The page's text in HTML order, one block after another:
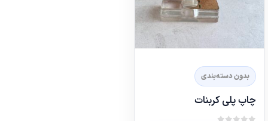
بدون دسته‌بندی
چاپ پلی کربنات